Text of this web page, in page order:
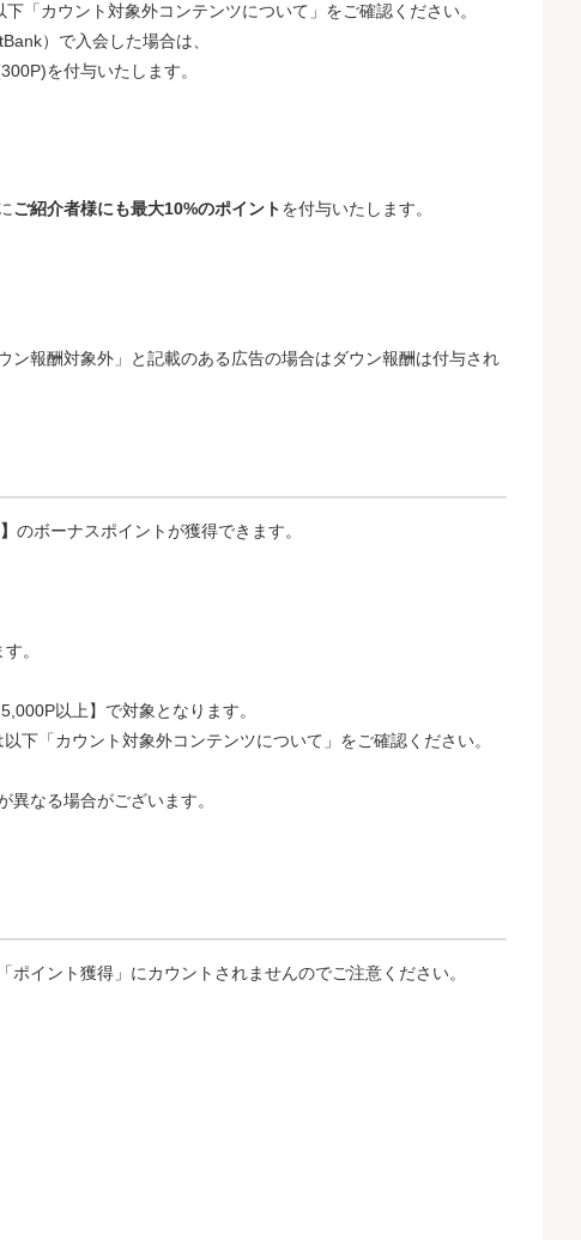
「カウント対象外コンテンツについて」をご確認ください。
）で入会した場合は、
を付与いたします。
ご紹介者様にも最大10%のポイントを付与いたします。
報酬対象外」と記載のある広告の場合はダウン報酬は付与され
のボーナスポイントが獲得できます。
。
以上】で対象となります。
「カウント対象外コンテンツについて」をご確認ください。
なる場合がございます。
イント獲得」にカウントされませんのでご注意ください。